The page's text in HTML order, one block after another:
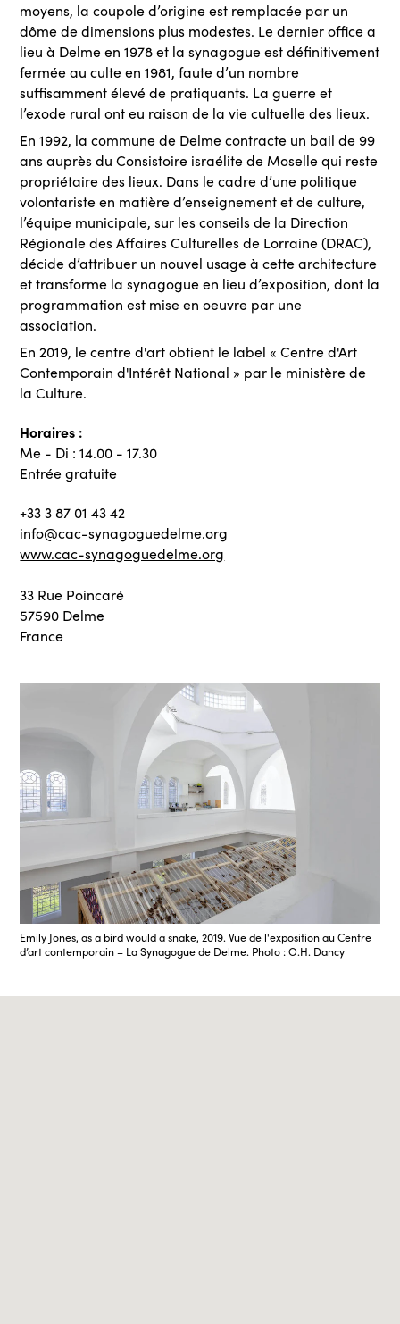
moyens, la coupole d’origine est remplacée par un
dôme de dimensions plus modestes. Le dernier office a
lieu à Delme en 1978 et la synagogue est définitivement
fermée au culte en 1981, faute d’un nombre
suffisamment élevé de pratiquants. La guerre et
l’exode rural ont eu raison de la vie cultuelle des lieux.
En 1992, la commune de Delme contracte un bail de 99
ans auprès du Consistoire israélite de Moselle qui reste
propriétaire des lieux. Dans le cadre d’une politique
volontariste en matière d’enseignement et de culture,
l’équipe municipale, sur les conseils de la Direction
Régionale des Affaires Culturelles de Lorraine (DRAC),
décide d’attribuer un nouvel usage à cette architecture
et transforme la synagogue en lieu d’exposition, dont la
programmation est mise en oeuvre par une
association.
En 2019, le centre d'art obtient le label « Centre d'Art
Contemporain d'Intérêt National » par le ministère de
la Culture.
Horaires :
Me - Di : 14.00 - 17.30
Entrée gratuite
+33 3 87 01 43 42
info@cac-synagoguedelme.org
www.cac-synagoguedelme.org
33 Rue Poincaré
57590 Delme
France
Emily Jones, as a bird would a snake, 2019. Vue de l'exposition au Centre
d’art contemporain – La Synagogue de Delme. Photo : O.H. Dancy